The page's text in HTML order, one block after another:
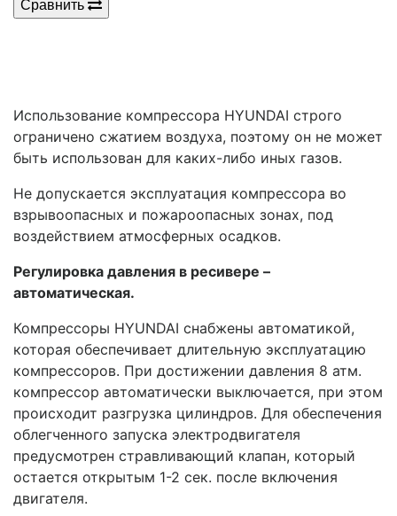
Сравнить
Использование компрессора HYUNDAI строго
ограничено сжатием воздуха, поэтому он не может
быть использован для каких-либо иных газов.
Не допускается эксплуатация компрессора во
взрывоопасных и пожароопасных зонах, под
воздействием атмосферных осадков.
Регулировка давления в ресивере –
автоматическая.
Компрессоры HYUNDAI снабжены автоматикой,
которая обеспечивает длительную эксплуатацию
компрессоров. При достижении давления 8 атм.
компрессор автоматически выключается, при этом
происходит разгрузка цилиндров. Для обеспечения
облегченного запуска электродвигателя
предусмотрен стравливающий клапан, который
остается открытым 1-2 сек. после включения
двигателя.